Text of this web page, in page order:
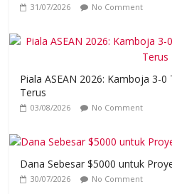
31/07/2026 No Comment
Piala ASEAN 2026: Kamboja 3-
Terus
03/08/2026 No Comment
Dana Sebesar $5000 untuk
30/07/2026 No Comment